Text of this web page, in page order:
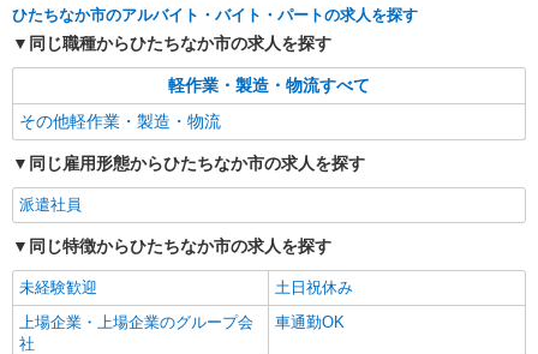
時給1300円
茨城県ひたちなか市／最寄駅：佐和駅 ≪車
通勤可≫ 敷地内無料駐車場有♪
キープ
派遣社員
パーソルテンプスタッフ株式会社 東関東コーディネートセンター
（水戸）/26-0369547
［安定×長期♪］動きのある軽作業のオシゴト
★
茨城県ひたちなか市／最寄駅：勝田駅 ≪車
ひたちなか市のアルバイト・バイト・パートの求人を探す
同じ職種からひたちなか市の求人を探す
軽作業・製造・物流すべて
その他軽作業・製造・物流
同じ雇用形態からひたちなか市の求人を探す
派遣社員
同じ特徴からひたちなか市の求人を探す
未経験歓迎
土日祝休み
上場企業・上場企業のグループ会
社
車通勤OK